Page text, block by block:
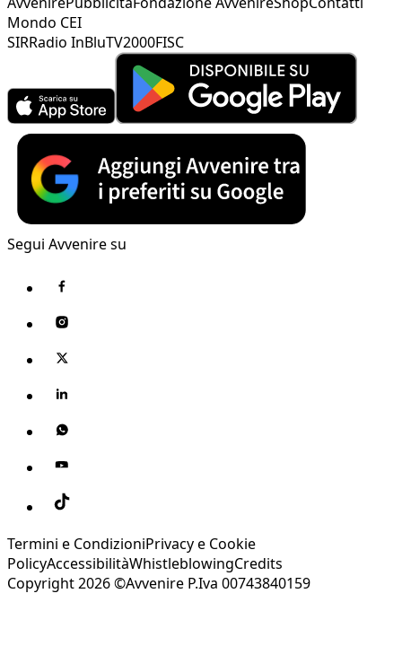
Mondo CEI
SIRRadio InBluTV2000FISC
Segui Avvenire su
Termini e CondizioniPrivacy e Cookie
PolicyAccessibilitàWhistleblowingCredits
Copyright 2026 ©Avvenire P.Iva 00743840159